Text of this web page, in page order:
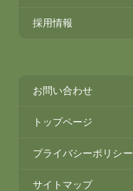
採用情報
お問い合わせ
トップページ
プライバシーポリシー
サイトマップ